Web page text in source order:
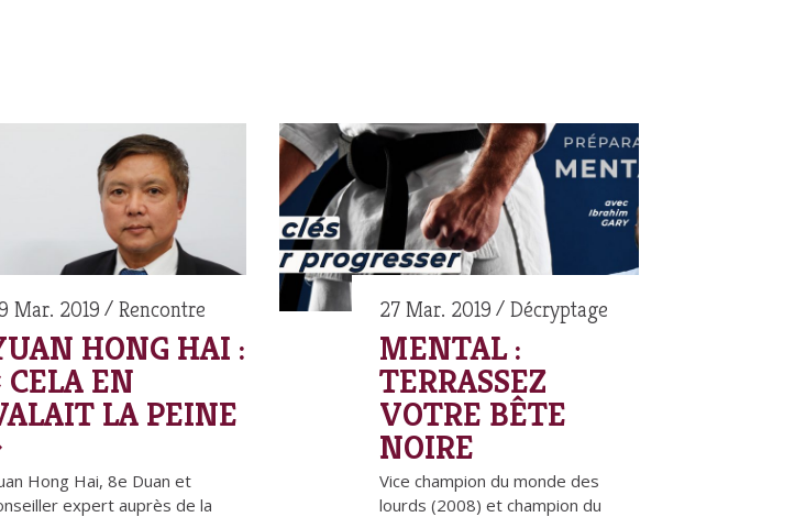
Mar. 2019 Rencontre
HONG HAI :
CELA EN
LA PEINE
Hong Hai, 8e Duan et
expert auprès de la
27 Mar. 2019 Décryptage
MENTAL :
TERRASSEZ
VOTRE BÊTE
NOIRE
Vice champion du monde des
lourds (2008) et champion du